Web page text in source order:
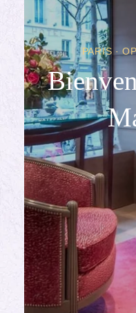
PARIS ·